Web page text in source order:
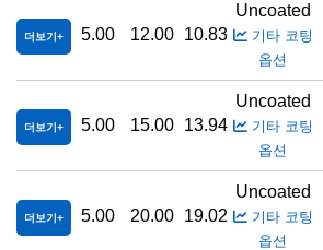
더보기 5.00 12.00 10.83
Uncoated
기타 코팅
옵션
더보기 5.00 15.00 13.94
Uncoated
기타 코팅
옵션
더보기 5.00 20.00 19.02
Uncoated
기타 코팅
옵션